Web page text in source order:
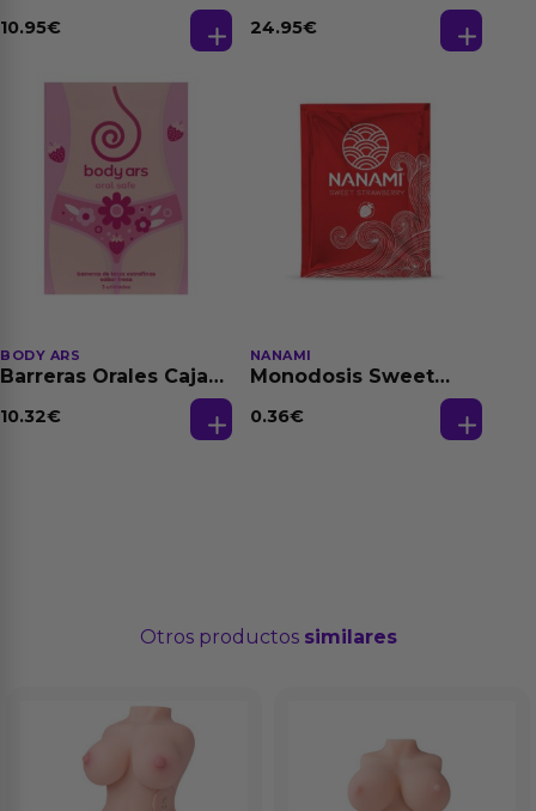
Dilatación Base Agua
10.95€ 24.95€
BODY ARS
Barreras Orales Caja
10.32€
NANAMI
Monodosis Sweet
Base Agua 4 ml
0.36€
Otros productos similares